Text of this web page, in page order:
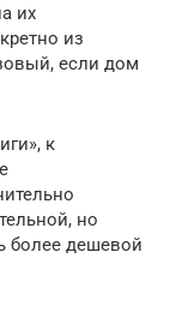
их
из
если дом
к
но
более дешевой